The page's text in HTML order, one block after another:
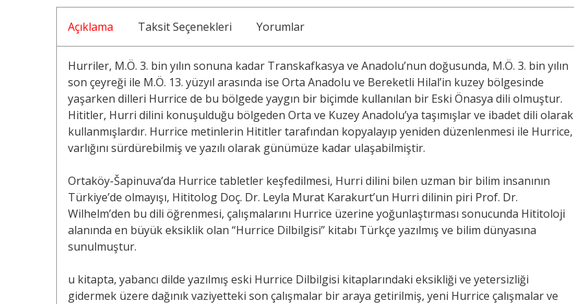
Açıklama Taksit Seçenekleri Yorumlar
Hurriler, M.Ö. 3. bin yılın sonuna kadar Transkafkasya ve Anadolu’nun doğusunda, M.Ö. 3. bin yılın
son çeyreği ile M.Ö. 13. yüzyıl arasında ise Orta Anadolu ve Bereketli Hilal’in kuzey bölgesinde
yaşarken dilleri Hurrice de bu bölgede yaygın bir biçimde kullanılan bir Eski Önasya dili olmuştur.
Hititler, Hurri dilini konuşulduğu bölgeden Orta ve Kuzey Anadolu’ya taşımışlar ve ibadet dili olarak
kullanmışlardır. Hurrice metinlerin Hititler tarafından kopyalayıp yeniden düzenlenmesi ile Hurrice,
varlığını sürdürebilmiş ve yazılı olarak günümüze kadar ulaşabilmiştir.
Ortaköy-Šapinuva’da Hurrice tabletler keşfedilmesi, Hurri dilini bilen uzman bir bilim insanının
Türkiye’de olmayışı, Hititolog Doç. Dr. Leyla Murat Karakurt’un Hurri dilinin piri Prof. Dr.
Wilhelm’den bu dili öğrenmesi, çalışmalarını Hurrice üzerine yoğunlaştırması sonucunda Hititoloji
alanında en büyük eksiklik olan “Hurrice Dilbilgisi” kitabı Türkçe yazılmış ve bilim dünyasına
sunulmuştur.
u kitapta, yabancı dilde yazılmış eski Hurrice Dilbilgisi kitaplarındaki eksikliği ve yetersizliği
gidermek üzere dağınık vaziyetteki son çalışmalar bir araya getirilmiş, yeni Hurrice çalışmalar ve